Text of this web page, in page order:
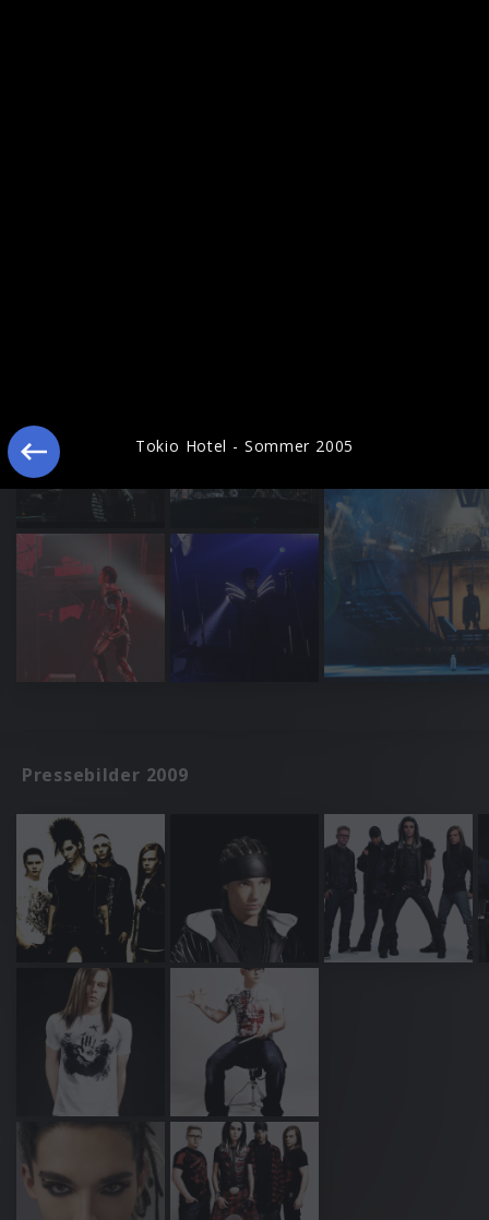
Pressebilder 2009
Tokio Hotel - Sommer 2005